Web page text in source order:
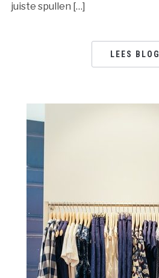
juiste spullen […]
LEES BLOG